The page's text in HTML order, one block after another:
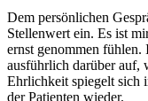
Dem persönlichen
Stellenwert ein. Es ist
ernst genommen
ausführlich darüber auf,
Ehrlichkeit spiegelt sich
der Patienten wieder.